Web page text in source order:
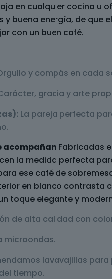
en cualquier cocina u
y buena energía, de que
con un buen café.
y compás en cada
gracia y arte
La pareja perfecta
acompañan Fabricadas
la medida perfecta
ese café de
en blanco contrasta
toque elegante y
de alta calidad con
microondas.
lavavajillas para
tiempo.